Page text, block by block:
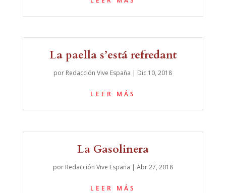
La paella s’está refredant
por Redacción Vive España | Dic 10, 2018
LEER MÁS
La Gasolinera
por Redacción Vive España | Abr 27, 2018
LEER MÁS